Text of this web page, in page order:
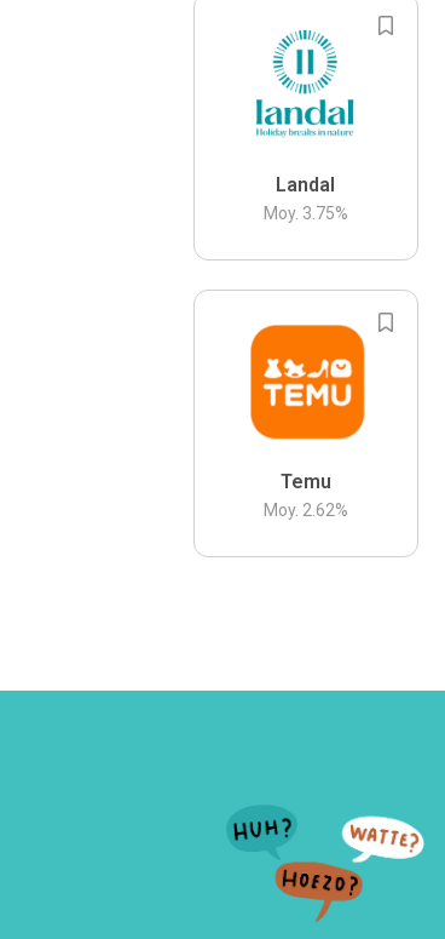
Landal
Moy. 3.75%
Temu
Moy. 2.62%